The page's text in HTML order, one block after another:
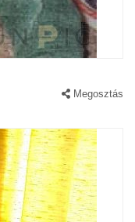
Megosztás